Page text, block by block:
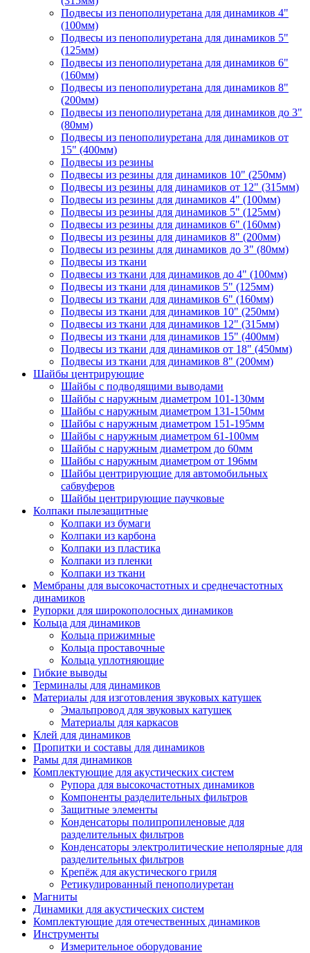
Подвесы из пенополиуретана для динамиков 4"
(100мм)
Подвесы из пенополиуретана для динамиков 5"
(125мм)
Подвесы из пенополиуретана для динамиков 6"
(160мм)
Подвесы из пенополиуретана для динамиков 8"
(200мм)
Подвесы из пенополиуретана для динамиков до 3"
(80мм)
Подвесы из пенополиуретана для динамиков от
15" (400мм)
Подвесы из резины
Подвесы из резины для динамиков 10" (250мм)
Подвесы из резины для динамиков от 12" (315мм)
Подвесы из резины для динамиков 4" (100мм)
Подвесы из резины для динамиков 5" (125мм)
Подвесы из резины для динамиков 6" (160мм)
Подвесы из резины для динамиков 8" (200мм)
Подвесы из резины для динамиков до 3" (80мм)
Подвесы из ткани
Подвесы из ткани для динамиков до 4" (100мм)
Подвесы из ткани для динамиков 5" (125мм)
Подвесы из ткани для динамиков 6" (160мм)
Подвесы из ткани для динамиков 10" (250мм)
Подвесы из ткани для динамиков 12" (315мм)
Подвесы из ткани для динамиков 15" (400мм)
Подвесы из ткани для динамиков от 18" (450мм)
Подвесы из ткани для динамиков 8" (200мм)
Шайбы центрирующие
Шайбы с подводящими выводами
Шайбы с наружным диаметром 101-130мм
Шайбы с наружным диаметром 131-150мм
Шайбы с наружным диаметром 151-195мм
Шайбы с наружным диаметром 61-100мм
Шайбы с наружным диаметром до 60мм
Шайбы с наружным диаметром от 196мм
Шайбы центрирующие для автомобильных
сабвуферов
Шайбы центрирующие паучковые
Колпаки пылезащитные
Колпаки из бумаги
Колпаки из карбона
Колпаки из пластика
Колпаки из пленки
Колпаки из ткани
Мембраны для высокочастотных и среднечастотных
динамиков
Рупорки для широкополосных динамиков
Кольца для динамиков
Кольца прижимные
Кольца проставочные
Кольца уплотняющие
Гибкие выводы
Терминалы для динамиков
Материалы для изготовления звуковых катушек
Эмальпровод для звуковых катушек
Материалы для каркасов
Клей для динамиков
Пропитки и составы для динамиков
Рамы для динамиков
Комплектующие для акустических систем
Рупора для высокочастотных динамиков
Компоненты разделительных фильтров
Защитные элементы
Конденсаторы полипропиленовые для
разделительных фильтров
Конденсаторы электролитические неполярные для
разделительных фильтров
Крепёж для акустического гриля
Ретикулированный пенополиуретан
Магниты
Динамики для акустических систем
Комплектующие для отечественных динамиков
Инструменты
Измерительное оборудование